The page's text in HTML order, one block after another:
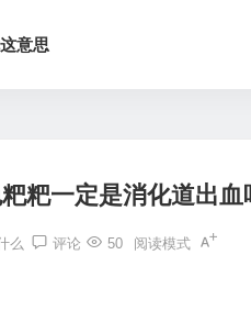
意思
粑一定是消化道出血
么 评论 50 阅读模式